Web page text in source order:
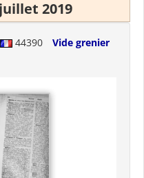
2019
44390
Vide grenier